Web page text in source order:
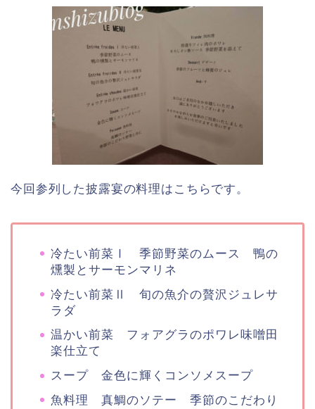
今回参列した披露宴の料理はこちらです。
冷たい前菜Ⅰ 季節野菜のムース 鴨の
燻製とサーモンマリネ
冷たい前菜Ⅱ 旬の魚介の贅沢ジュレサ
ラダ
温かい前菜 フォアグラのポワレ味噌田
楽仕立て
スープ 金色に輝くコンソメスープ
魚料理 真鯛のソテー 季節のこだわり